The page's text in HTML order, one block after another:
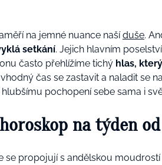
na jemné nuance našíduše.
setkání. Jejich hlavním
často přehlížíme tichý hlas,
čas se zastavit a naladit se
pochopení sebe sama i
na týden
se propojují s andělskou